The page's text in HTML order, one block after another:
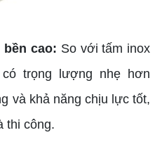
bền cao: So với tấm inox
trọng lượng nhẹ hơn
và khả năng chịu lực tốt,
thi công.